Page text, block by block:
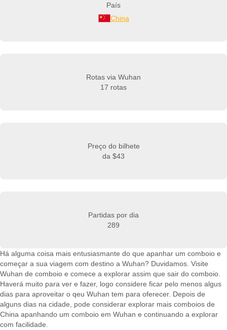
País
China
Rotas via Wuhan
17 rotas
Preço do bilhete
da $43
Partidas por dia
289
Há alguma coisa mais entusiasmante do que apanhar um comboio e
começar a sua viagem com destino a Wuhan? Duvidamos. Visite
Wuhan de comboio e comece a explorar assim que sair do comboio.
Haverá muito para ver e fazer, logo considere ficar pelo menos algus
dias para aproveitar o qeu Wuhan tem para oferecer. Depois de
alguns dias na cidade, pode considerar explorar mais comboios de
China apanhando um comboio em Wuhan e continuando a explorar
com facilidade.